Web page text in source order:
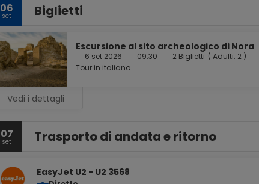
06
set Biglietti
Escursione al sito archeologico di Nora
6 set 2026 09:30 2 Biglietti ( Adulti: 2 )
Tour in italiano
Vedi i dettagli
07
set Trasporto di andata e ritorno
EasyJet U2 - U2 3568